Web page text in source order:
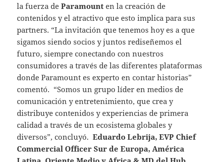
la fuerza deParamount en la creación de
contenidos y el atractivo que esto implica para sus
partners. “La invitación que tenemos hoy es a que
sigamos siendo socios y juntos rediseñemos el
futuro, siempre conectando con nuestros
consumidores a través de las diferentes plataformas
donde Paramount es experto en contar historias”
comentó. “Somos un grupo líder en medios de
comunicación y entretenimiento, que crea y
distribuye contenidos y experiencias de primera
calidad a través de un ecosistema globales y
diversos”, concluyó.Eduardo Lebrija, EVP Chief
Commercial Officer Sur de Europa, América